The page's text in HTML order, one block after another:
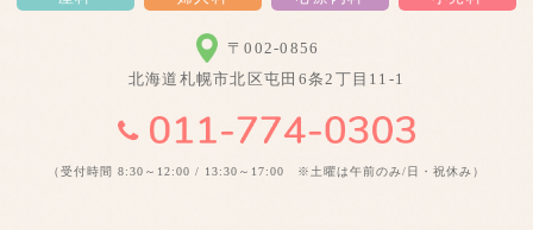
〒002-0856
北海道札幌市北区屯田6条2丁目11-1
（受付時間 8:30～12:00 / 13:30～17:00 ※土曜は午前のみ/日・祝休み）